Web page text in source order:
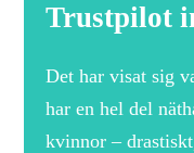
Trustpilot
Det har visat sig
har en hel del
kvinnor –